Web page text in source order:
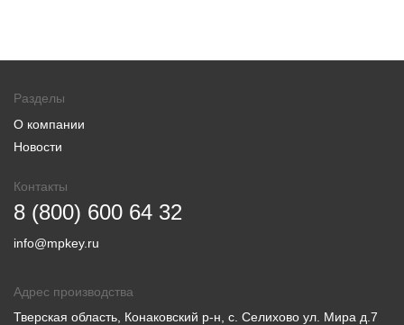
Разделы
О компании
Новости
Контакты
8 (800) 600 64 32
info@mpkey.ru
Адрес производства
Тверская область, Конаковский р-н, с. Селихово ул. Мира д.7